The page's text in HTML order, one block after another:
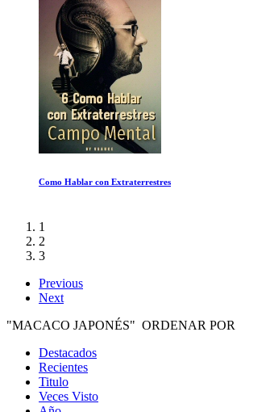
Pink Floyd: La Historia de Wish You Were Here
1
2
3
Previous
Next
"MACACO JAPONÉS" ORDENAR POR
Destacados
Recientes
Titulo
Veces Visto